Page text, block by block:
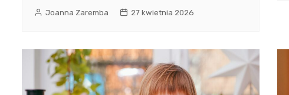
Joanna Zaremba 27 kwietnia 2026